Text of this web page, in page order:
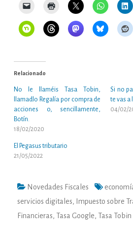
Relacionado
No le llaméis Tasa Tobin,
llamadlo Regalía por compra de
acciones o, sencillamente,
Botín.
18/02/2020
Si no
te vas a
04/02/
El Pegasus tributario
21/05/2022
Novedades Fiscales
servicios digitales, Impuesto sobre
Financieras, Tasa Google, Tasa Tobin